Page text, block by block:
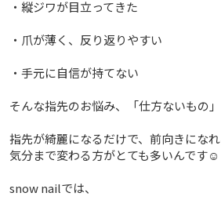
・縦ジワが目立ってきた
・爪が薄く、反り返りやすい
・手元に自信が持てない
そんな指先のお悩み、「仕方ないもの
指先が綺麗になるだけで、前向きにな
気分まで変わる方がとても多いんです☺️
snow nailでは、